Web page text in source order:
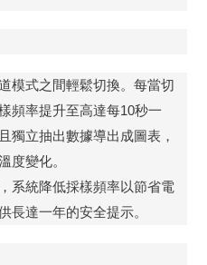
模式之間輕鬆切換。每當切
頻率提升至高達每10秒一
獨立抽出數據導出成圖表，
度變化。
系統降低採樣頻率以節省電
長達一年的安全提示。